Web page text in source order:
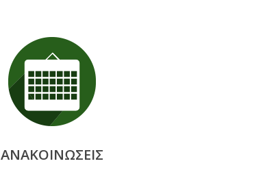
ΑΝΑΚΟΙΝΩΣΕΙΣ